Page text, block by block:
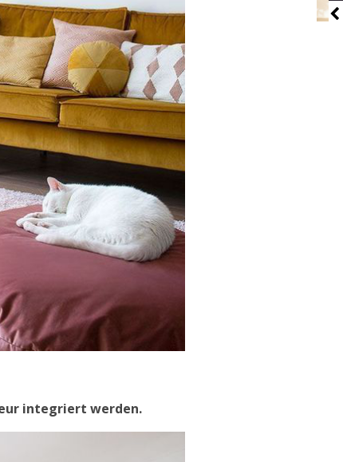
integriert werden.
Halloween Fingerfood –
schnelle Ideen zum
Gruselfest
Birgit Okt 20, 2025